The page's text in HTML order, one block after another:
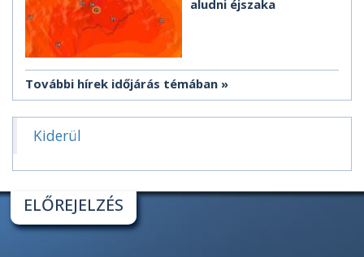
aludni éjszaka
További hírek időjárás témában
Kiderül
ELŐREJELZÉS